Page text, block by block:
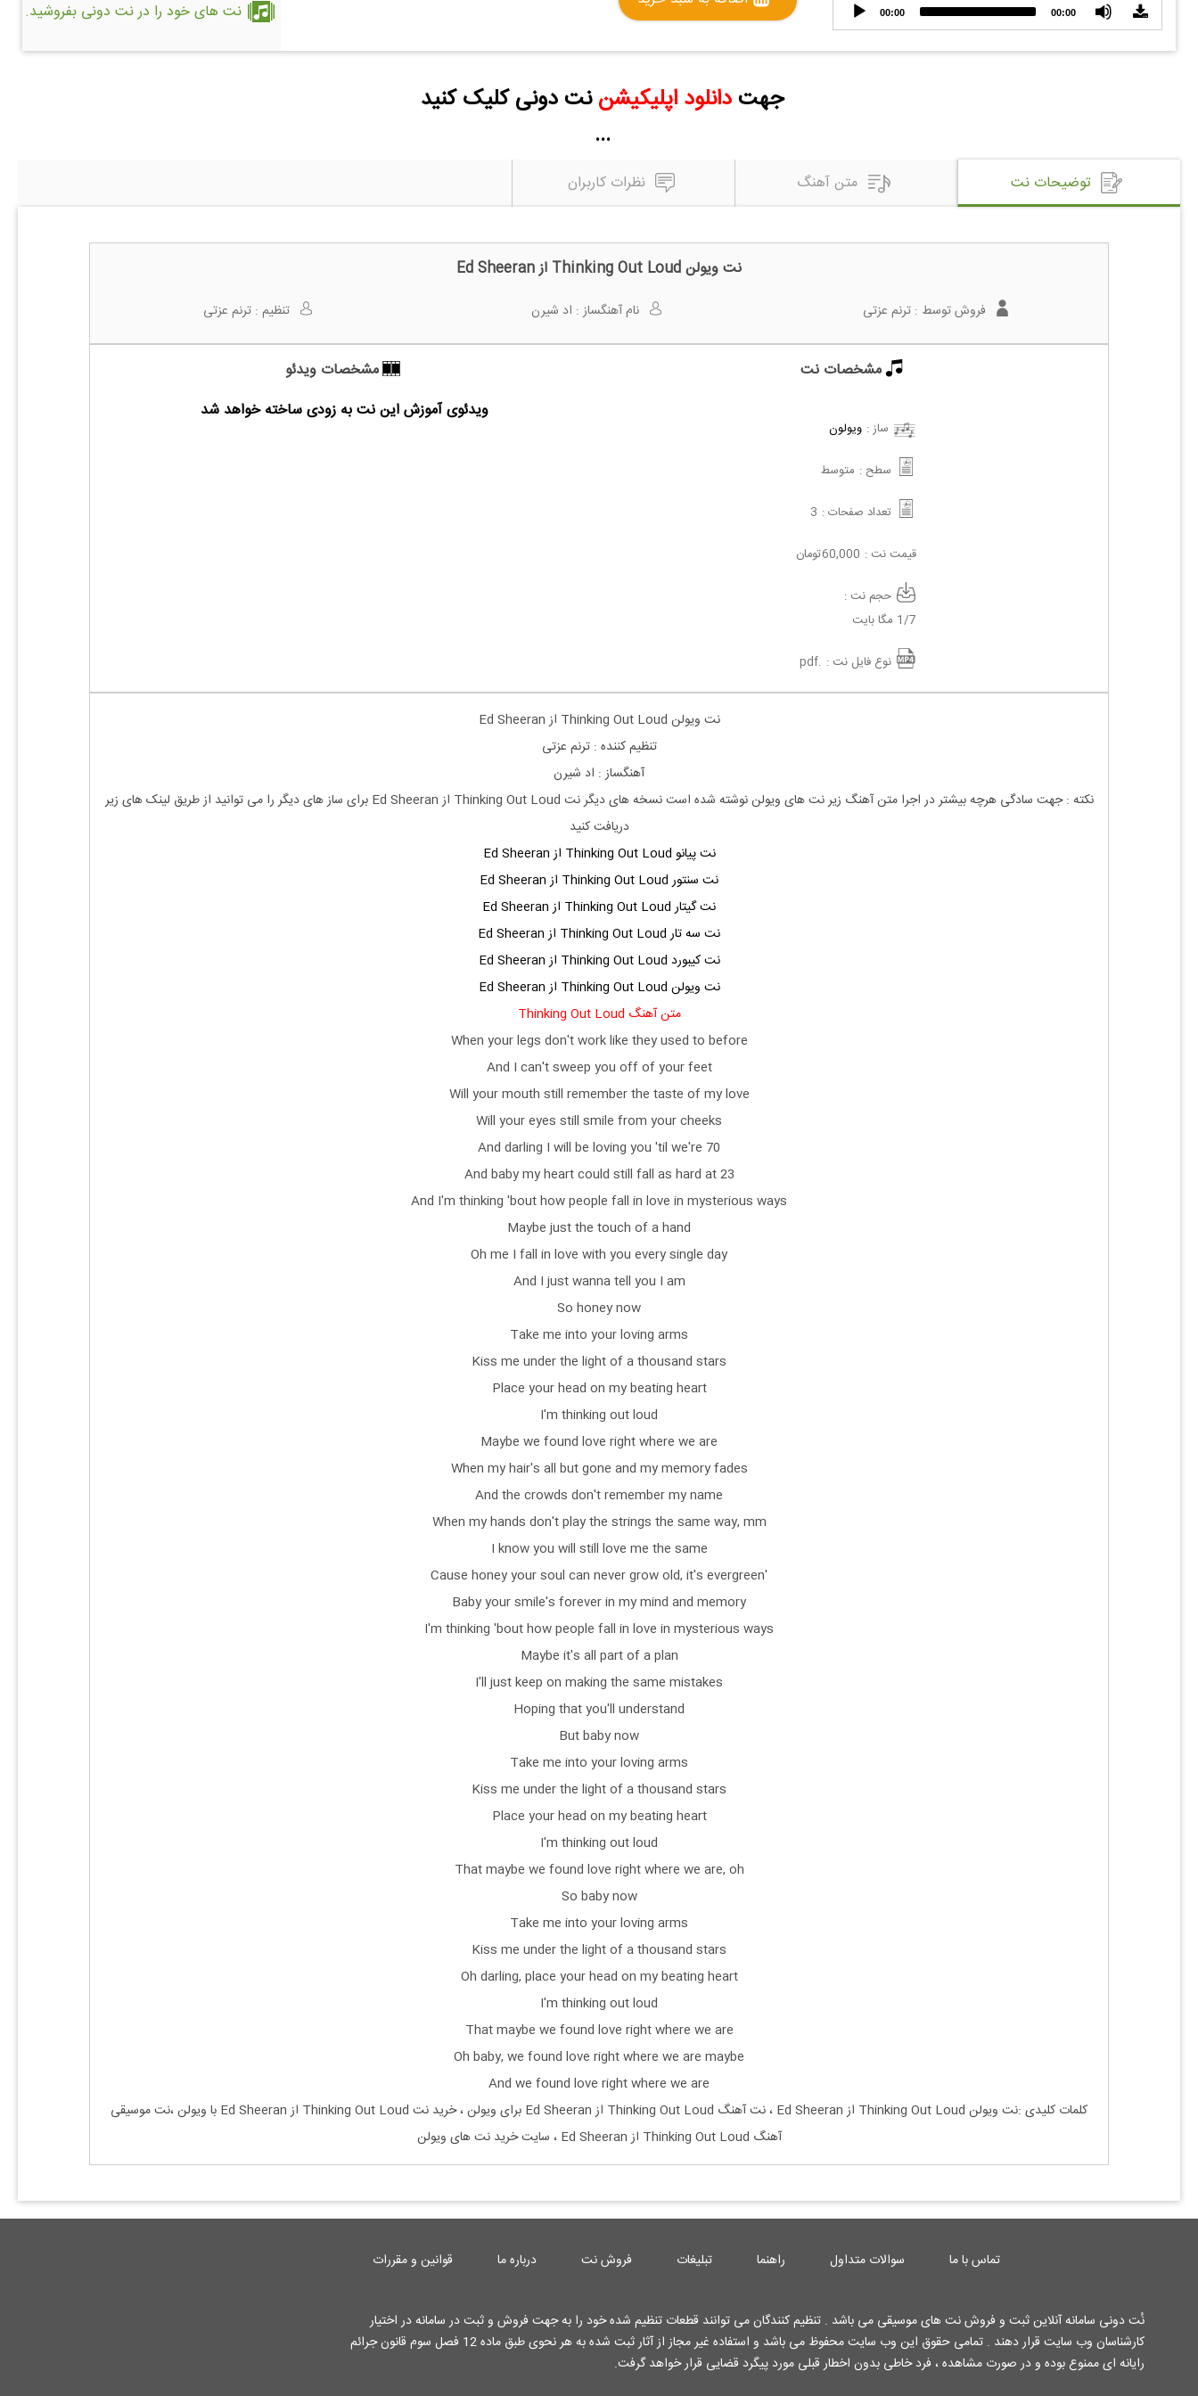
Audio
Player
00:00 00:00 نت های خود را در نت دونی بفروشید.
جهتدانلود اپلیکیشن نت دونی کلیک کنید
...
توضیحات نت متن آهنگ نظرات کاربران
نت ویولن Thinking Out Loud از Ed Sheeran
فروش توسط :ترنم عزتی نام آهنگساز : اد شیرن تنظیم :ترنم عزتی
مشخصات نت
ساز : ویولون
سطح : متوسط
تعداد صفحات : 3
قیمت نت : 60,000تومان
حجم نت :
1/7 مگا بایت
نوع فایل نت : .pdf
مشخصات ویدئو
ویدئوی آموزش این نت به زودی ساخته خواهد شد
نت ویولن Thinking Out Loud از Ed Sheeran
تنظیم کننده : ترنم عزتی
آهنگساز : اد شیرن
نکته : جهت سادگی هرچه بیشتر در اجرا متن آهنگ زیر نت های ویولن نوشته شده است نسخه های دیگر نت Thinking Out Loud از Ed Sheeran برای ساز های دیگر را می توانید از طریق لینک های زیر
دریافت کنید
نت پیانو Thinking Out Loud از Ed Sheeran
نت سنتور Thinking Out Loud از Ed Sheeran
نت گیتار Thinking Out Loud از Ed Sheeran
نت سه تار Thinking Out Loud از Ed Sheeran
نت کیبورد Thinking Out Loud از Ed Sheeran
نت ویولن Thinking Out Loud از Ed Sheeran
متن آهنگ Thinking Out Loud
When your legs don't work like they used to before
And I can't sweep you off of your feet
Will your mouth still remember the taste of my love
Will your eyes still smile from your cheeks
And darling I will be loving you 'til we're 70
And baby my heart could still fall as hard at 23
And I'm thinking 'bout how people fall in love in mysterious ways
Maybe just the touch of a hand
Oh me I fall in love with you every single day
And I just wanna tell you I am
So honey now
Take me into your loving arms
Kiss me under the light of a thousand stars
Place your head on my beating heart
I'm thinking out loud
Maybe we found love right where we are
When my hair's all but gone and my memory fades
And the crowds don't remember my name
When my hands don't play the strings the same way, mm
I know you will still love me the same
'Cause honey your soul can never grow old, it's evergreen
Baby your smile's forever in my mind and memory
I'm thinking 'bout how people fall in love in mysterious ways
Maybe it's all part of a plan
I'll just keep on making the same mistakes
Hoping that you'll understand
But baby now
Take me into your loving arms
Kiss me under the light of a thousand stars
Place your head on my beating heart
I'm thinking out loud
That maybe we found love right where we are, oh
So baby now
Take me into your loving arms
Kiss me under the light of a thousand stars
Oh darling, place your head on my beating heart
I'm thinking out loud
That maybe we found love right where we are
Oh baby, we found love right where we are maybe
And we found love right where we are
کلمات کلیدی :نت ویولن Thinking Out Loud از Ed Sheeran ، نت آهنگ Thinking Out Loud از Ed Sheeran برای ویولن ، خرید نت Thinking Out Loud از Ed Sheeran با ویولن ،نت موسیقی
آهنگ Thinking Out Loud از Ed Sheeran ، سایت خرید نت های ویولن
تماس با ما سوالات متداول راهنما تبلیغات فروش نت درباره ما قوانین و مقررات
نُت دونی سامانه آنلاین ثبت و فروش نت های موسیقی می باشد . تنظیم کنندگان می توانند قطعات تنظیم شده خود را به جهت فروش و ثبت در سامانه در اختیار
کارشناسان وب سایت قرار دهند . تمامی حقوق این وب سایت محفوظ می باشد و استفاده غیر مجاز از آثار ثبت شده به هر نحوی طبق ماده 12 فصل سوم قانون جرائم
رایانه ای ممنوع بوده و در صورت مشاهده ، فرد خاطی بدون اخطار قبلی مورد پیگرد قضایی قرار خواهد گرفت.